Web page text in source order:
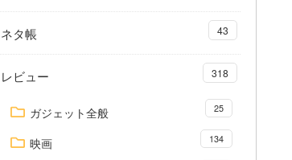
ネタ帳 43
レビュー 318
ガジェット全般 25
映画 134